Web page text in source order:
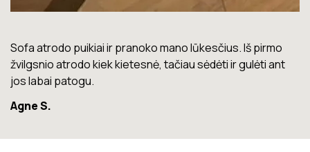
Lova labai gera. Šiuo metu neturiu jokių nusiskundimų.
Marius T.